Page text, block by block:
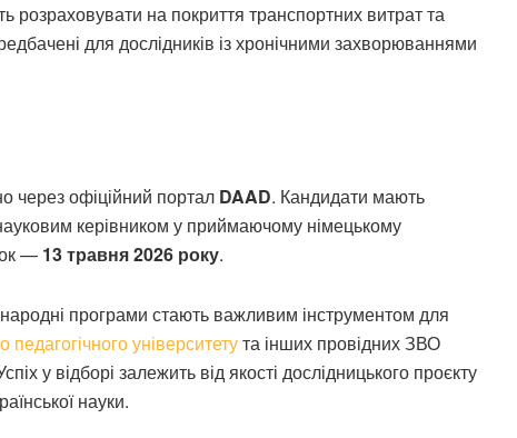
розраховувати на покриття транспортних витрат та
для дослідників із хронічними захворюваннями
через офіційний портал DAAD. Кандидати мають
керівником у приймаючому німецькому
— 13 травня 2026 року.
програми стають важливим інструментом для
університетута інших провідних ЗВО
у відборі залежить від якості дослідницького проєкту
науки.